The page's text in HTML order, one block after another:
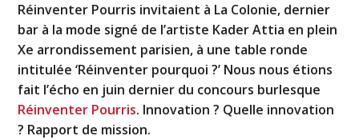
Réinventer Pourris invitaient à La Colonie, dernier
bar à la mode signé de l’artiste Kader Attia en plein
Xe arrondissement parisien, à une table ronde
intitulée ‘Réinventer pourquoi ?’ Nous nous étions
fait l’écho en juin dernier du concours burlesque
Réinventer Pourris. Innovation ? Quelle innovation
? Rapport de mission.